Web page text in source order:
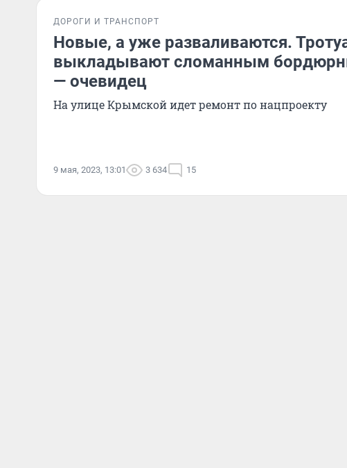
ДОРОГИ И ТРАНСПОРТ
Новые, а уже разваливаются.
выкладывают сломанным
— очевидец
На улице Крымской идет ремонт по нацпроекту
9 мая, 2023, 13:01 3 634 15